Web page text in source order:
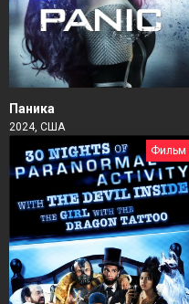
Паника
2024, США
Фильм